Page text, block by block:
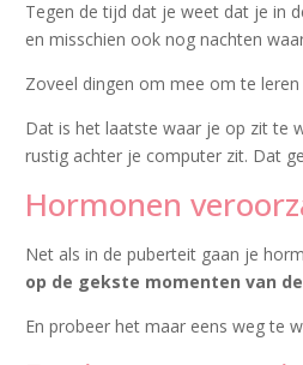
Tegen de tijd dat je weet dat je in
en misschien ook nog nachten
Zoveel dingen om mee om te
Dat is het laatste waar je op zit te
rustig achter je computer zit. Dat
Hormonen
Net als in de puberteit gaan je
op de gekste momenten van
En probeer het maar eens weg te